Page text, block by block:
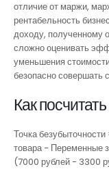
отличие от маржи,
рентабельность
доходу, полученному
сложно оценивать
уменьшения
безопасно совершать
Как
Точка
товара − Переменные
(7000 рублей − 3300